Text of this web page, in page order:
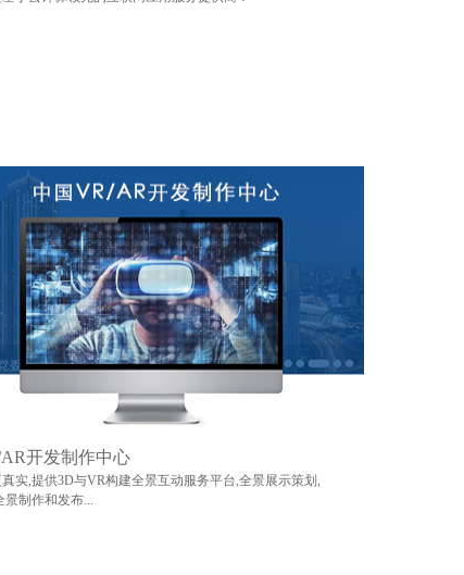
开发制作中心
实,提供3D与VR构建全景互动服务平台,全景展示策划,
制作和发布...